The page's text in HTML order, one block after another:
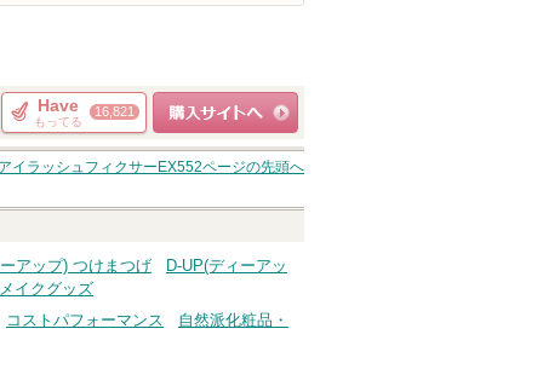
Have
もってる
16,821
ショッピングサイト
へ
アイラッシュフィクサーEX552ページの先頭へ
アップ) つけまつげ
D-UP(ディーアッ
イクグッズ
コストパフォーマンス
自然派化粧品・